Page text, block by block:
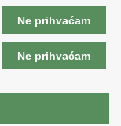
Ne prihvaćam
Ne prihvaćam